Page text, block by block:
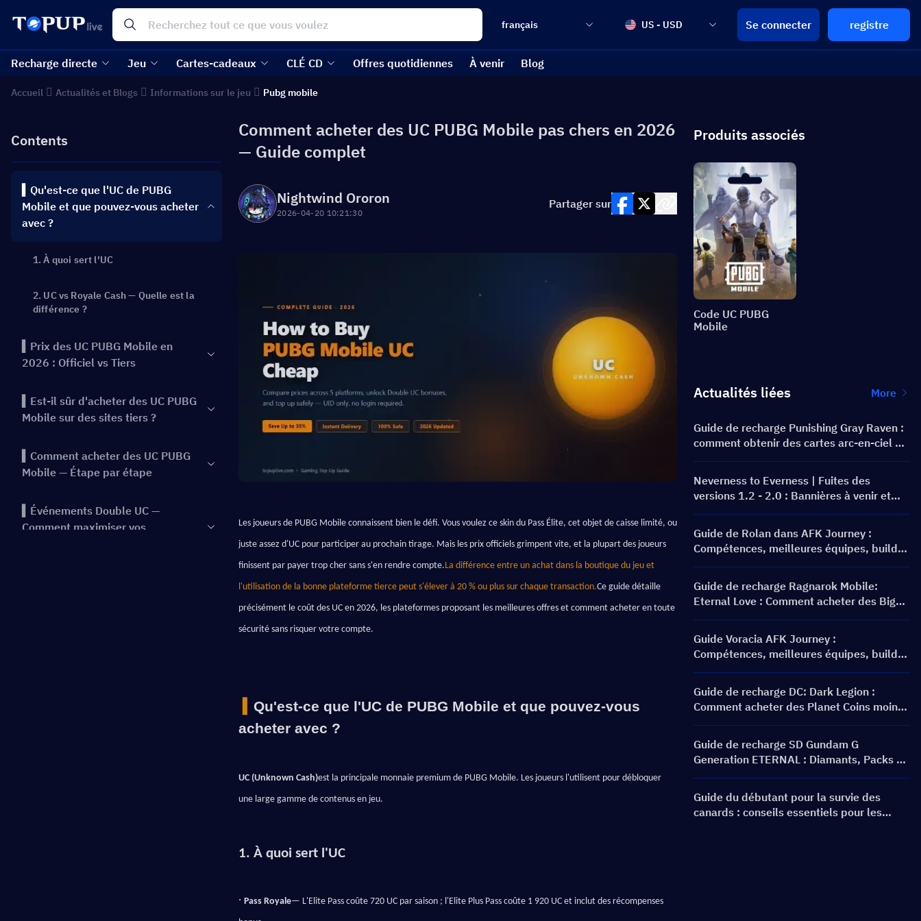
français US - USD Se connecter registre
Recharge directe Jeu Cartes-cadeaux CLÉ CD Offres quotidiennes À venir Blog
Accueil Actualités et Blogs Informations sur le jeu Pubg mobile
Contents
▍Qu'est-ce que l'UC de PUBG
Mobile et que pouvez-vous acheter
avec ?
1. À quoi sert l'UC
2. UC vs Royale Cash — Quelle est la
différence ?
▍Prix des UC PUBG Mobile en
2026 : Officiel vs Tiers
▍Est-il sûr d'acheter des UC PUBG
Mobile sur des sites tiers ?
▍Comment acheter des UC PUBG
Mobile — Étape par étape
▍Événements Double UC —
Comment maximiser vos
Comment acheter des UC PUBG Mobile pas chers en 2026
— Guide complet
Nightwind Ororon
2026-04-20 10:21:30
Partager sur
Les joueurs de PUBG Mobile connaissent bien le défi. Vous voulez ce skin du Pass Élite, cet objet de caisse limité, ou
juste assez d'UC pour participer au prochain tirage. Mais les prix officiels grimpent vite, et la plupart des joueurs
finissent par payer trop cher sans s'en rendre compte.La différence entre un achat dans la boutique du jeu et
l'utilisation de la bonne plateforme tierce peut s'élever à 20 % ou plus sur chaque transaction.Ce guide détaille
précisément le coût des UC en 2026, les plateformes proposant les meilleures offres et comment acheter en toute
sécurité sans risquer votre compte.
Qu'est-ce que l'UC de PUBG Mobile et que pouvez-vous
acheter avec ?
UC (Unknown Cash)est la principale monnaie premium de PUBG Mobile. Les joueurs l'utilisent pour débloquer
une large gamme de contenus en jeu.
1. À quoi sert l'UC
· Pass Royale— L'Elite Pass coûte 720 UC par saison ; l'Elite Plus Pass coûte 1 920 UC et inclut des récompenses
Produits associés
Code UC PUBG
Mobile
Actualités liées More
Guide de recharge Punishing Gray Raven :
comment obtenir des cartes arc-en-ciel au
meilleur prix ?
Neverness to Everness | Fuites des
versions 1.2 - 2.0 : Bannières à venir et
feuille de route !
Guide de Rolan dans AFK Journey :
Compétences, meilleures équipes, build
et faut-il l'invoquer ?
Guide de recharge Ragnarok Mobile:
Eternal Love : Comment acheter des Big
Cat Coins au meilleur prix ?
Guide Voracia AFK Journey :
Compétences, meilleures équipes, build
et faut-il l'invoquer ?
Guide de recharge DC: Dark Legion :
Comment acheter des Planet Coins moins
cher et en toute sécurité
Guide de recharge SD Gundam G
Generation ETERNAL : Diamants, Packs de
dépassement de limite, Prix et Méthodes
de recharge
Guide du débutant pour la survie des
canards : conseils essentiels pour les